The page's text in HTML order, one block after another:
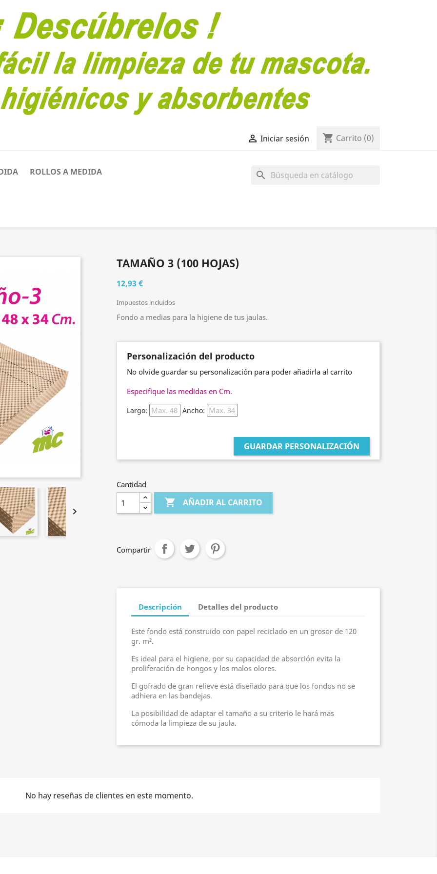
 Iniciar sesión shopping_cart Carrito (0)
search
ROLLOS A MEDIDA

TAMAÑO 3 (100 HOJAS)
12,93 €
Impuestos incluidos
Fondo a medias para la higiene de tus jaulas.
Personalización del producto
No olvide guardar su personalización para poder añadirla al carrito
Especifique las medidas en Cm.
Largo: Ancho:
GUARDAR PERSONALIZACIÓN
Cantidad
 AÑADIR AL CARRITO
Compartir
Descripción Detalles del producto
Este fondo está construido con papel reciclado en un grosor de 120
gr. m².
Es ideal para el higiene, por su capacidad de absorción evita la
proliferación de hongos y los malos olores.
El gofrado de gran relieve está diseñado para que los fondos no se
adhiera en las bandejas.
La posibilidad de adaptar el tamaño a su criterio le hará mas
cómoda la limpieza de su jaula.
No hay reseñas de clientes en este momento.